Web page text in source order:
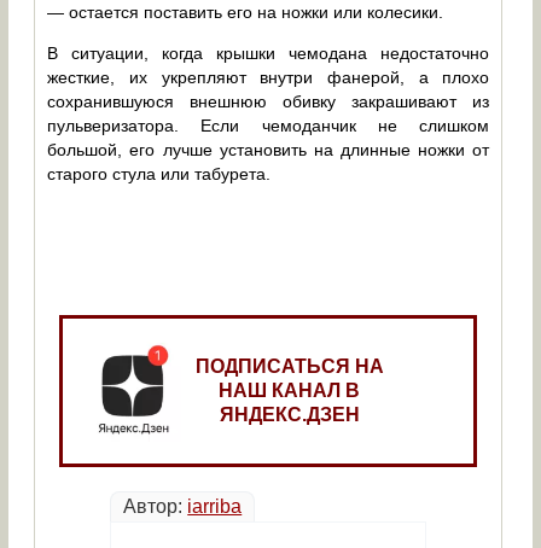
— остается поставить его на ножки или колесики.
В ситуации, когда крышки чемодана недостаточно
жесткие, их укрепляют внутри фанерой, а плохо
сохранившуюся внешнюю обивку закрашивают из
пульверизатора. Если чемоданчик не слишком
большой, его лучше установить на длинные ножки от
старого стула или табурета.
ПОДПИСАТЬСЯ НА
НАШ КАНАЛ В
ЯНДЕКС.ДЗЕН
Автор: iarriba